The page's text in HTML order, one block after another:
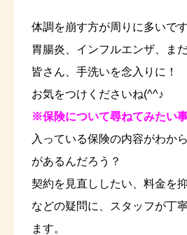
体調を崩す方が周りに多いです
胃腸炎、インフルエンザ、ま
皆さん、手洗いを念入りに！
お気をつけくださいね(^^♪
※保険について尋ねてみたい
入っている保険の内容がわか
があるんだろう？
契約を見直ししたい、料金を
などの疑問に、スタッフが丁
ます。